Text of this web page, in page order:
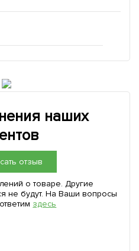
наших
отзыв
о товаре. Другие
не будут. На Ваши вопросы
здесь